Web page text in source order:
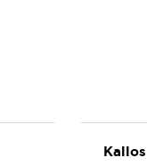
Kallos